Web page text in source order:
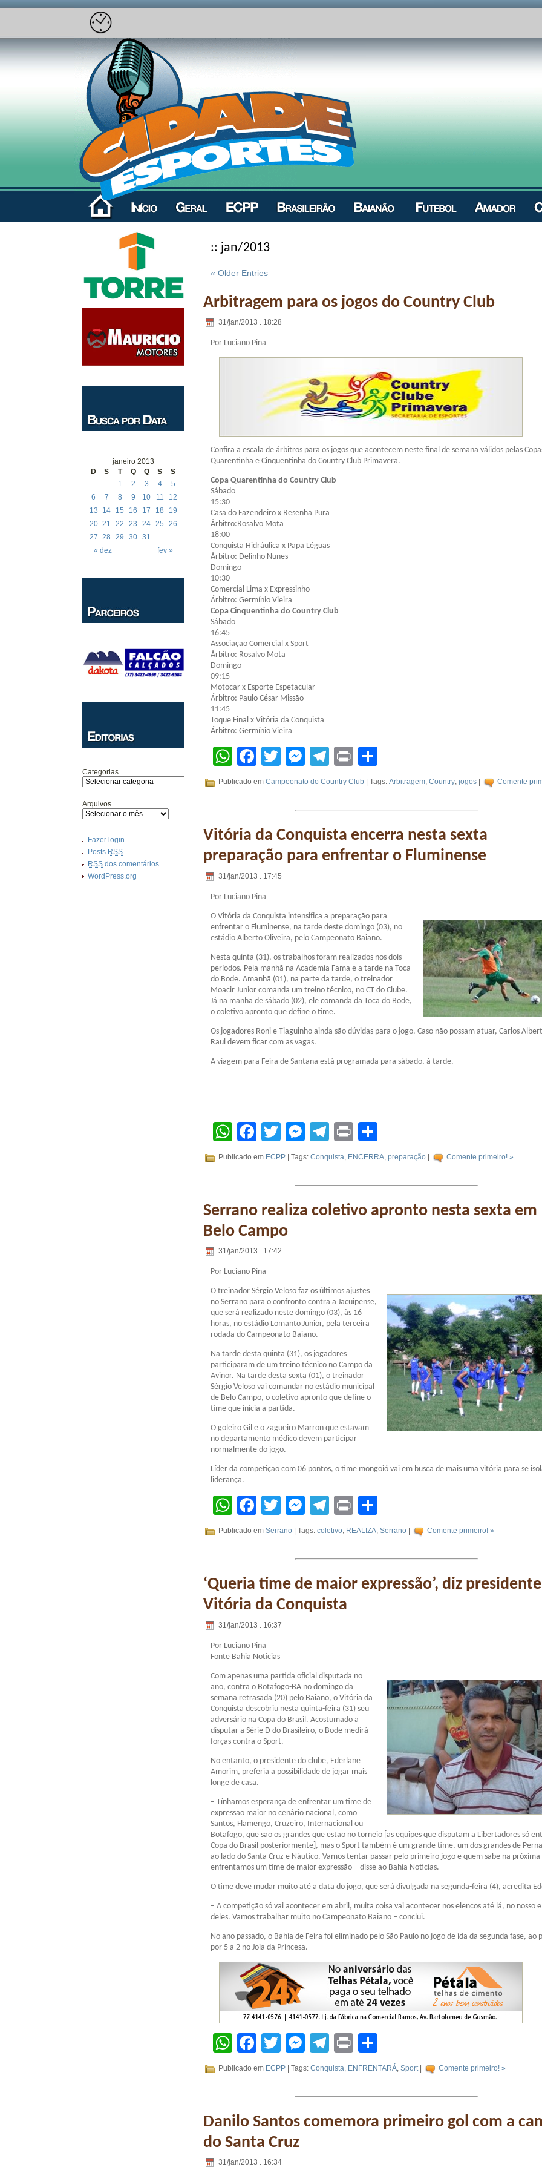
janeiro 2013
D
S T Q Q S S
« dez fev »
1 2 3 4
5
6
7 8 9 10 11
12
13
14 15 16 17 18
19
20 21 22 23 24 25
26
27 28 29 30 31
Categorias
Arquivos
Fazer login
Posts RSS
RSS dos comentários
WordPress.org
:: jan/2013
« Older Entries
Arbitragem para os jogos do Country Club
31/jan/2013 . 18:28
Por Luciano Pina
Confira a escala de árbitros para os jogos que acontecem neste final de semana válidos pelas
Quarentinha e Cinquentinha do Country Club Primavera.
Copa Quarentinha do Country Club
Sábado
15:30
Casa do Fazendeiro x Resenha Pura
Árbitro:Rosalvo Mota
18:00
Conquista Hidráulica x Papa Léguas
Árbitro: Delinho Nunes
Domingo
10:30
Comercial Lima x Expressinho
Árbitro: Germínio Vieira
Copa Cinquentinha do Country Club
Sábado
16:45
Associação Comercial x Sport
Árbitro: Rosalvo Mota
Domingo
09:15
Motocar x Esporte Espetacular
Árbitro: Paulo César Missão
11:45
Toque Final x Vitória da Conquista
Árbitro: Germínio Vieira
WhatsApp
Facebook
TwitterMessenger
Telegram
Print
Publicado em Campeonato do Country Club | Tags: Arbitragem, Country, jogos Comente
Vitória da Conquista encerra nesta sexta
preparação para enfrentar o Fluminense
31/jan/2013 . 17:45
Por Luciano Pina
O Vitória da Conquista intensifica a preparação para
enfrentar o Fluminense, na tarde deste domingo (03), no
estádio Alberto Oliveira, pelo Campeonato Baiano.
Nesta quinta (31), os trabalhos foram realizados nos dois
períodos. Pela manhã na Academia Fama e a tarde na Toca
do Bode. Amanhã (01), na parte da tarde, o treinador
Moacir Junior comanda um treino técnico, no CT do Clube.
Já na manhã de sábado (02), ele comanda da Toca do Bode,
o coletivo apronto que define o time.
Os jogadores Roni e Tiaguinho ainda são dúvidas para o jogo. Caso não possam atuar, Carlos
Raul devem ficar com as vagas.
A viagem para Feira de Santana está programada para sábado, à tarde.
WhatsApp
Facebook
TwitterMessenger
Telegram
Print
Publicado em ECPP | Tags: Conquista, ENCERRA, preparação | Comente primeiro! »
Serrano realiza coletivo apronto nesta sexta em
Belo Campo
31/jan/2013 . 17:42
Por Luciano Pina
O treinador Sérgio Veloso faz os últimos ajustes
no Serrano para o confronto contra a Jacuipense,
que será realizado neste domingo (03), às 16
horas, no estádio Lomanto Junior, pela terceira
rodada do Campeonato Baiano.
Na tarde desta quinta (31), os jogadores
participaram de um treino técnico no Campo da
Avinor. Na tarde desta sexta (01), o treinador
Sérgio Veloso vai comandar no estádio municipal
de Belo Campo, o coletivo apronto que define o
time que inicia a partida.
O goleiro Gil e o zagueiro Marron que estavam
no departamento médico devem participar
normalmente do jogo.
Líder da competição com 06 pontos, o time mongoió vai em busca de mais uma vitória para se
liderança.
WhatsApp
Facebook
TwitterMessenger
Telegram
Print
Publicado em Serrano | Tags: coletivo, REALIZA, Serrano Comente primeiro! »
‘Queria time de maior expressão’, diz
Vitória da Conquista
31/jan/2013 . 16:37
Por Luciano Pina
Fonte Bahia Notícias
Com apenas uma partida oficial disputada no
ano, contra o Botafogo-BA no domingo da
semana retrasada (20) pelo Baiano, o Vitória da
Conquista descobriu nesta quinta-feira (31) seu
adversário na Copa do Brasil. Acostumado a
disputar a Série D do Brasileiro, o Bode medirá
forças contra o Sport.
No entanto, o presidente do clube, Ederlane
Amorim, preferia a possibilidade de jogar mais
longe de casa.
– Tínhamos esperança de enfrentar um time de
expressão maior no cenário nacional, como
Santos, Flamengo, Cruzeiro, Internacional ou
Botafogo, que são os grandes que estão no torneio [as equipes que disputam a Libertadores só
Copa do Brasil posteriormente], mas o Sport também é um grande time, um dos grandes de
ao lado do Santa Cruz e Náutico. Vamos tentar passar pelo primeiro jogo e quem sabe na próxima
enfrentamos um time de maior expressão – disse ao Bahia Notícias.
O time deve mudar muito até a data do jogo, que será divulgada na segunda-feira (4), acredita
– A competição só vai acontecer em abril, muita coisa vai acontecer nos elencos até lá, no nosso
deles. Vamos trabalhar muito no Campeonato Baiano – conclui.
No ano passado, o Bahia de Feira foi eliminado pelo São Paulo no jogo de ida da segunda fase, ao
por 5 a 2 no Joia da Princesa.
WhatsApp
Facebook
TwitterMessenger
Telegram
Print
Publicado em ECPP | Tags: Conquista, ENFRENTARÁ, Sport| Comente primeiro! »
Danilo Santos comemora primeiro gol com a
do Santa Cruz
31/jan/2013 . 16:34